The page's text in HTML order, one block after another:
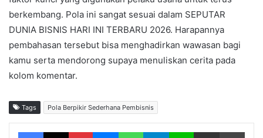
berkembang. Pola ini sangat sesuai dalam SEPUTAR
DUNIA BISNIS HARI INI TERBARU 2026. Harapannya
pembahasan tersebut bisa menghadirkan wawasan bagi
kamu serta mendorong supaya menuliskan cerita pada
kolom komentar.
Tags Pola Berpikir Sederhana Pembisnis
Facebook X Pinterest Messenger WhatsApp Telegram Line Share via Email